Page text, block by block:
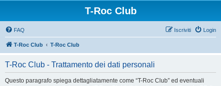
T-Roc Club
FAQ Login
Iscriviti
T-Roc Club T-Roc Club
T-Roc Club - Trattamento dei dati personali
Questo paragrafo spiega dettagliatamente come “T-Roc Club” ed eventuali